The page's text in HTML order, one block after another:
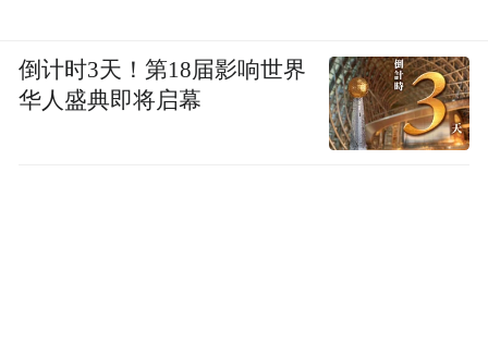
倒计时3天！第18届影响世界
华人盛典即将启幕